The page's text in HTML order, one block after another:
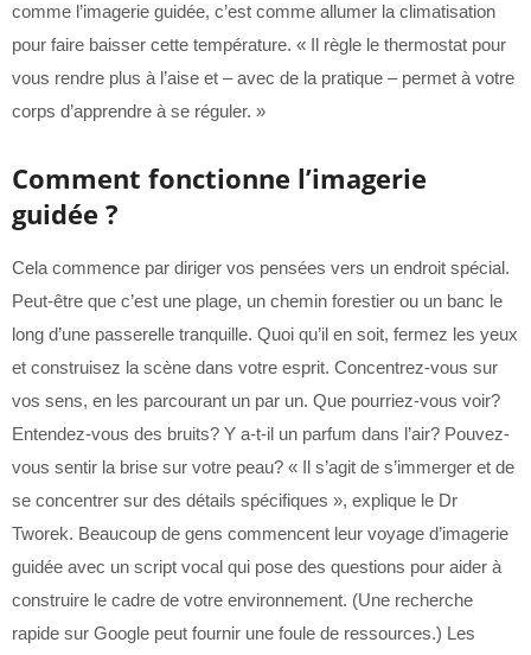
comme l’imagerie guidée, c’est comme allumer la climatisation
pour faire baisser cette température. « Il règle le thermostat pour
vous rendre plus à l’aise et – avec de la pratique – permet à votre
corps d’apprendre à se réguler. »
Comment fonctionne l’imagerie
guidée ?
Cela commence par diriger vos pensées vers un endroit spécial.
Peut-être que c’est une plage, un chemin forestier ou un banc le
long d’une passerelle tranquille. Quoi qu’il en soit, fermez les yeux
et construisez la scène dans votre esprit. Concentrez-vous sur
vos sens, en les parcourant un par un. Que pourriez-vous voir?
Entendez-vous des bruits? Y a-t-il un parfum dans l’air? Pouvez-
vous sentir la brise sur votre peau? « Il s’agit de s’immerger et de
se concentrer sur des détails spécifiques », explique le Dr
Tworek. Beaucoup de gens commencent leur voyage d’imagerie
guidée avec un script vocal qui pose des questions pour aider à
construire le cadre de votre environnement. (Une recherche
rapide sur Google peut fournir une foule de ressources.) Les